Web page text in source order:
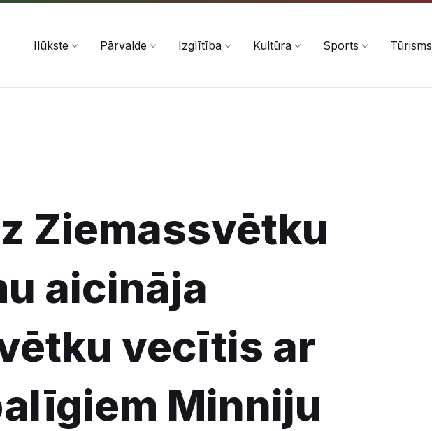
Ilūkste Pārvalde Izglītība Kultūra Sports Tūrisms
Ziemassvētku
aicināja
vecītis ar
Minniju